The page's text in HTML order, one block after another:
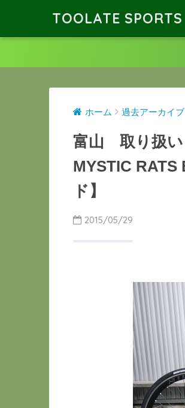
TOOLATE SPORTS
ホーム 過去アーカイブ
富山 取り扱
MYSTIC
ド】
2015/05/29